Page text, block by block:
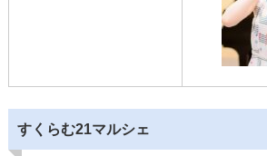
すくらむ21マルシェ